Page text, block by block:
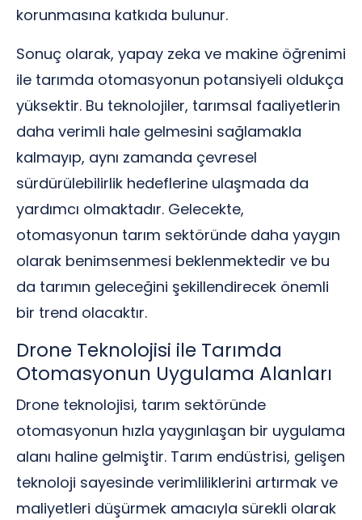
korunmasına katkıda bulunur.
Sonuç olarak, yapay zeka ve makine öğrenimi
ile tarımda otomasyonun potansiyeli oldukça
yüksektir. Bu teknolojiler, tarımsal faaliyetlerin
daha verimli hale gelmesini sağlamakla
kalmayıp, aynı zamanda çevresel
sürdürülebilirlik hedeflerine ulaşmada da
yardımcı olmaktadır. Gelecekte,
otomasyonun tarım sektöründe daha yaygın
olarak benimsenmesi beklenmektedir ve bu
da tarımın geleceğini şekillendirecek önemli
bir trend olacaktır.
Drone Teknolojisi ile Tarımda
Otomasyonun Uygulama Alanları
Drone teknolojisi, tarım sektöründe
otomasyonun hızla yaygınlaşan bir uygulama
alanı haline gelmiştir. Tarım endüstrisi, gelişen
teknoloji sayesinde verimliliklerini artırmak ve
maliyetleri düşürmek amacıyla sürekli olarak